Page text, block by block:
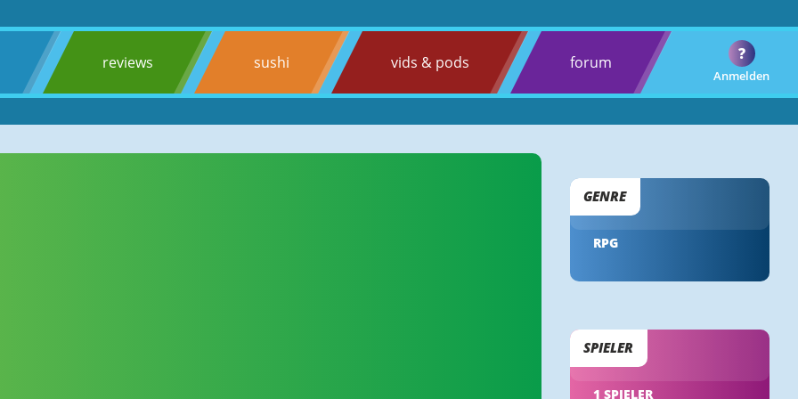
reviews sushi vids & pods forum
Anmelden
?
GENRE
RPG
SPIELER
1 SPIELER